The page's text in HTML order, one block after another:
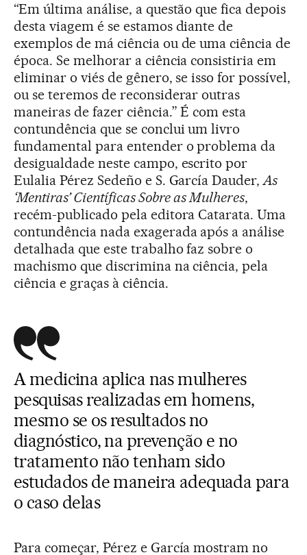
“Em última análise, a questão que fica depois
desta viagem é se estamos diante de
exemplos de má ciência ou de uma ciência de
época. Se melhorar a ciência consistiria em
eliminar o viés de gênero, se isso for possível,
ou se teremos de reconsiderar outras
maneiras de fazer ciência.” É com esta
contundência que se conclui um livro
fundamental para entender o problema da
desigualdade neste campo, escrito por
Eulalia Pérez Sedeño e S. García Dauder,As
‘Mentiras’ Científicas Sobre as Mulheres,
recém-publicado pela editora Catarata. Uma
contundência nada exagerada após a análise
detalhada que este trabalho faz sobre o
machismo que discrimina na ciência, pela
ciência e graças à ciência.
A medicina aplica nas mulheres
pesquisas realizadas em homens,
mesmo se os resultados no
diagnóstico, na prevenção e no
tratamento não tenham sido
estudados de maneira adequada para
o caso delas
Para começar, Pérez e García mostram no